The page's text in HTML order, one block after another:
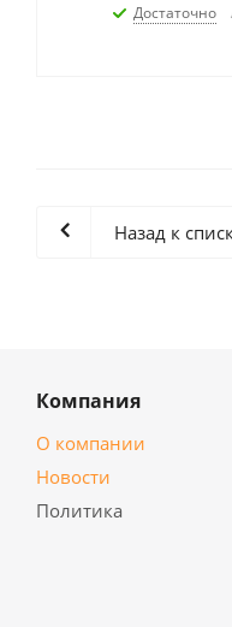
Достаточно
Назад к
Компания
О компании
Новости
Политика